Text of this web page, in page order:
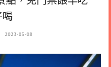
喝
2023-05-08